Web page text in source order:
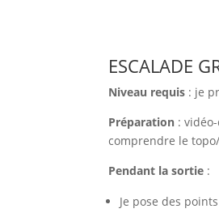
ESCALADE
Niveau requis : je
Préparation :
comprendre le
Pendant la sortie :
Je pose des